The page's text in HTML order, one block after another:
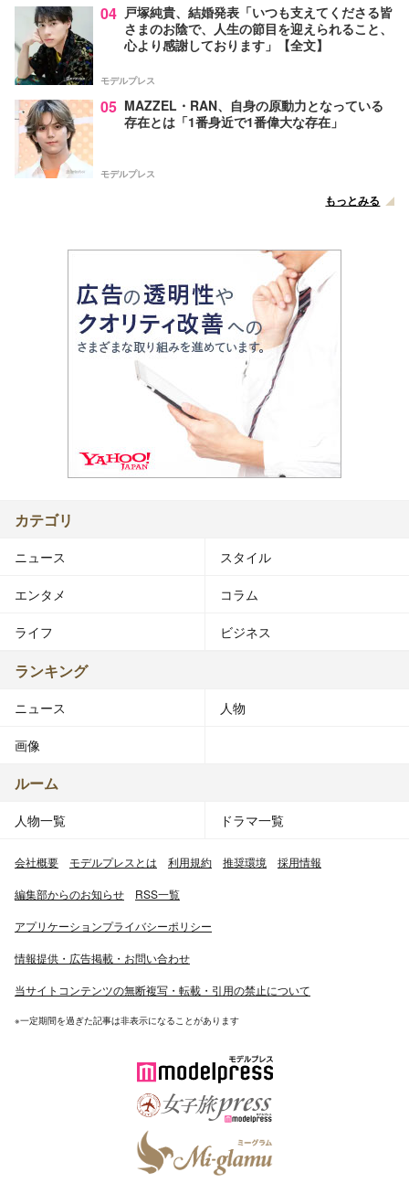
04 戸塚純貴、結婚発表「いつも支えてくださる皆
さまのお陰で、人生の節目を迎えられること、
心より感謝しております」【全文】
モデルプレス
05 MAZZEL・RAN、自身の原動力となっている
存在とは「1番身近で1番偉大な存在」
モデルプレス
もっとみる
カテゴリ
ニュース スタイル
エンタメ コラム
ライフ ビジネス
ランキング
ニュース 人物
画像
ルーム
人物一覧 ドラマ一覧
会社概要 モデルプレスとは 利用規約 推奨環境 採用情報
編集部からのお知らせ RSS一覧
アプリケーションプライバシーポリシー
情報提供・広告掲載・お問い合わせ
当サイトコンテンツの無断複写・転載・引用の禁止について
※一定期間を過ぎた記事は非表示になることがあります